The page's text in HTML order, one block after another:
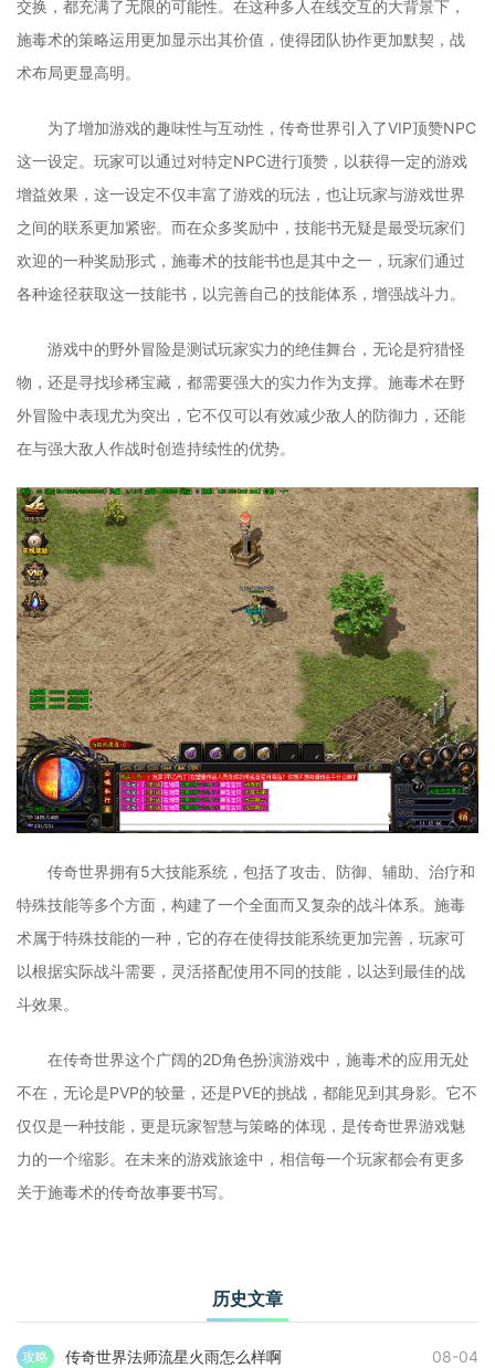
交换，都充满了无限的可能性。在这种多人在线交互的大背景下，
施毒术的策略运用更加显示出其价值，使得团队协作更加默契，战
术布局更显高明。
为了增加游戏的趣味性与互动性，传奇世界引入了VIP顶赞NPC
这一设定。玩家可以通过对特定NPC进行顶赞，以获得一定的游戏
增益效果，这一设定不仅丰富了游戏的玩法，也让玩家与游戏世界
之间的联系更加紧密。而在众多奖励中，技能书无疑是最受玩家们
欢迎的一种奖励形式，施毒术的技能书也是其中之一，玩家们通过
各种途径获取这一技能书，以完善自己的技能体系，增强战斗力。
游戏中的野外冒险是测试玩家实力的绝佳舞台，无论是狩猎怪
物，还是寻找珍稀宝藏，都需要强大的实力作为支撑。施毒术在野
外冒险中表现尤为突出，它不仅可以有效减少敌人的防御力，还能
在与强大敌人作战时创造持续性的优势。
传奇世界拥有5大技能系统，包括了攻击、防御、辅助、治疗和
特殊技能等多个方面，构建了一个全面而又复杂的战斗体系。施毒
术属于特殊技能的一种，它的存在使得技能系统更加完善，玩家可
以根据实际战斗需要，灵活搭配使用不同的技能，以达到最佳的战
斗效果。
在传奇世界这个广阔的2D角色扮演游戏中，施毒术的应用无处
不在，无论是PVP的较量，还是PVE的挑战，都能见到其身影。它不
仅仅是一种技能，更是玩家智慧与策略的体现，是传奇世界游戏魅
力的一个缩影。在未来的游戏旅途中，相信每一个玩家都会有更多
关于施毒术的传奇故事要书写。
历史文章
攻略 传奇世界法师流星火雨怎么样啊 08-04